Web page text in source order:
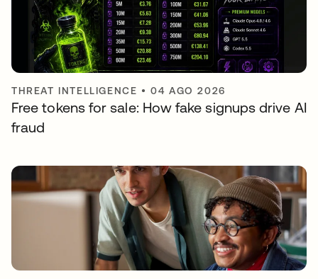
THREAT INTELLIGENCE •04 AGO 2026
Free tokens for sale: How fake signups drive AI
fraud